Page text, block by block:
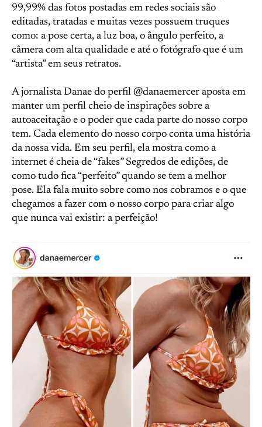
99,99% das fotos postadas em redes sociais são
editadas, tratadas e muitas vezes possuem truques
como: a pose certa, a luz boa, o ângulo perfeito, a
câmera com alta qualidade e até o fotógrafo que é um
“artista” em seus retratos.
A jornalista Danae do perfil @danaemercer aposta em
manter um perfil cheio de inspirações sobre a
autoaceitação e o poder que cada parte do nosso corpo
tem. Cada elemento do nosso corpo conta uma história
da nossa vida. Em seu perfil, ela mostra como a
internet é cheia de “fakes” Segredos de edições, de
como tudo fica “perfeito” quando se tem a melhor
pose. Ela fala muito sobre como nos cobramos e o que
chegamos a fazer com o nosso corpo para criar algo
que nunca vai existir: a perfeição!